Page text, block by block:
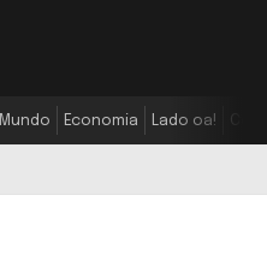
Mundo Economia Lado oa!